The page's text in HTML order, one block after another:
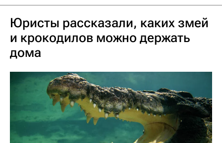
Юристы рассказали, каких змей
и крокодилов можно держать
дома